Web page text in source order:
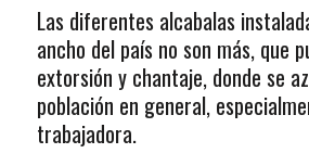
Las diferentes alcabalas
ancho del país no son más, que
extorsión y chantaje, donde se
población en general,
trabajadora.